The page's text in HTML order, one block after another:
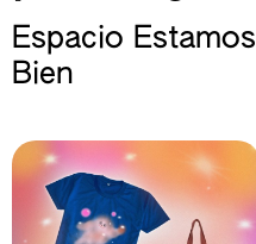
Espacio Estamos
Bien